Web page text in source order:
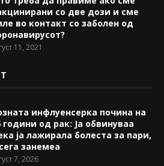
со две дози и сме
во контакт со заболен од
11, 2021
инфлуенсерка почина на
години од рак: Ја обвинуваа
ја лажирала болеста за пари,
занемеа
7, 2026